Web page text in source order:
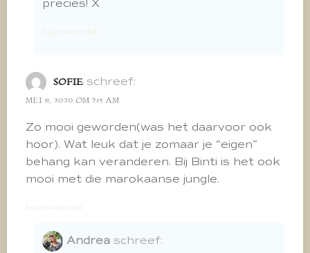
precies! X
beantwoorden
SOFIE schreef:
MEI 11, 2020 OM 7:15 AM
Zo mooi geworden(was het daarvoor ook
hoor). Wat leuk dat je zomaar je “eigen”
behang kan veranderen. Bij Binti is het ook
mooi met die marokaanse jungle.
beantwoorden
Andrea schreef: